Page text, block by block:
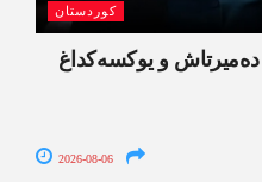
کوردستان
دەمیرتاش و یوکسەکداغ
2026-08-06